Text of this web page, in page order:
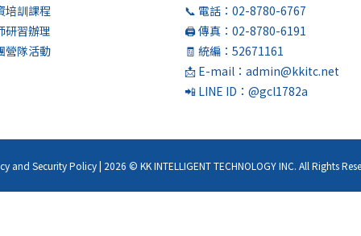
訓課程
習辦理
隊活動
📞 電話：02-8780-6767
🖨️ 傳真：02-8780-6191
🧾 統編：52671161
📩 E-mail：admin@kkitc.net
📲 LINE ID：@gcl1782a
and Security Policy | 2026 © KK INTELLIGENT TECHNOLOGY INC. All Rights